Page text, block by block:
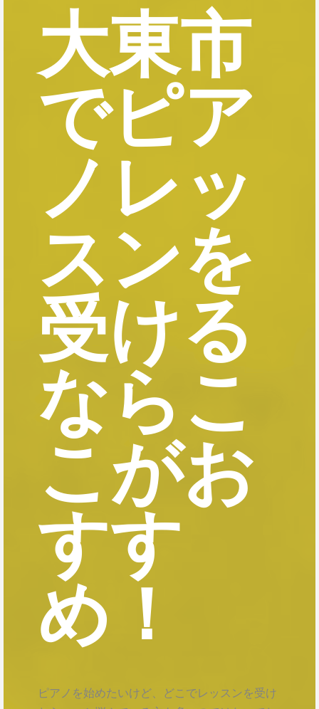
大東市
でピア
ノレッ
スンを
受ける
ならこ
こがお
すす
め！
ピアノを始めたいけど、どこでレッスンを受け